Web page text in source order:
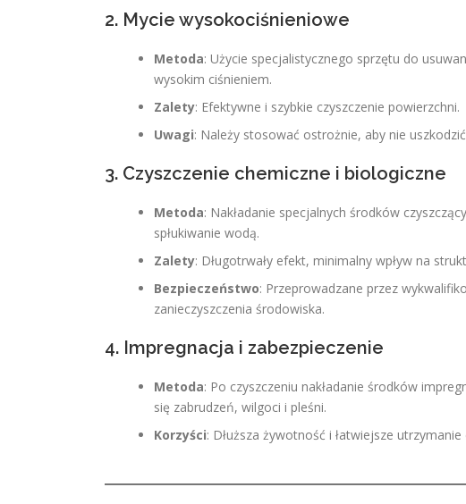
2. Mycie wysokociśnieniowe
Metoda: Użycie specjalistycznego sprzętu do
wysokim ciśnieniem.
Zalety: Efektywne i szybkie czyszczenie powierzchni.
Uwagi: Należy stosować ostrożnie, aby nie
3. Czyszczenie chemiczne i biologiczne
Metoda: Nakładanie specjalnych środków
spłukiwanie wodą.
Zalety: Długotrwały efekt, minimalny wpływ na
Bezpieczeństwo: Przeprowadzane przez
zanieczyszczenia środowiska.
4. Impregnacja i zabezpieczenie
Metoda: Po czyszczeniu nakładanie środków
się zabrudzeń, wilgoci i pleśni.
Korzyści: Dłuższa żywotność i łatwiejsze utrzymanie